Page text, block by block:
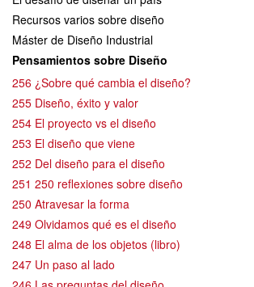
Recursos varios sobre diseño
Máster de Diseño Industrial
Pensamientos sobre Diseño
256 ¿Sobre qué cambia el diseño?
255 Diseño, éxito y valor
254 El proyecto vs el diseño
253 El diseño que viene
252 Del diseño para el diseño
251 250 reflexiones sobre diseño
250 Atravesar la forma
249 Olvidamos qué es el diseño
248 El alma de los objetos (libro)
247 Un paso al lado